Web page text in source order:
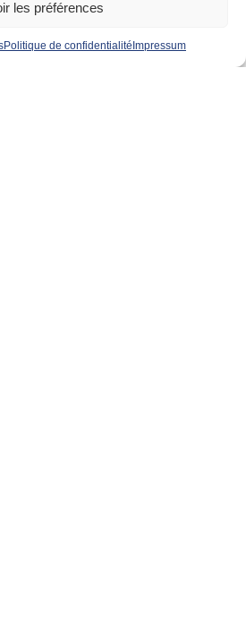
les préférences
Politique de confidentialité Impressum